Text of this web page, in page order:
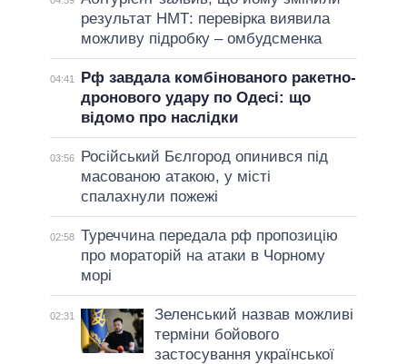
результат НМТ: перевірка виявила
можливу підробку – омбудсменка
04:41
Рф завдала комбінованого ракетно-
дронового удару по Одесі: що
відомо про наслідки
03:56
Російський Бєлгород опинився під
масованою атакою, у місті
спалахнули пожежі
02:58 Туреччина передала рф пропозицію
про мораторій на атаки в Чорному
морі
02:31
Зеленський назвав можливі
терміни бойового
застосування української